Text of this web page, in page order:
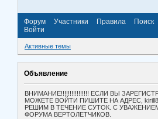
Форум Участники Правила Поиск
Войти
Активные темы
Объявление
ВНИМАНИЕ!!!!!!!!!!!!!!!! ЕСЛИ ВЫ
МОЖЕТЕ ВОЙТИ ПИШИТЕ НА АДРЕС,
РЕШИМ В ТЕЧЕНИЕ СУТОК. С
ФОРУМА ВЕРТОЛЕТЧИКОВ.